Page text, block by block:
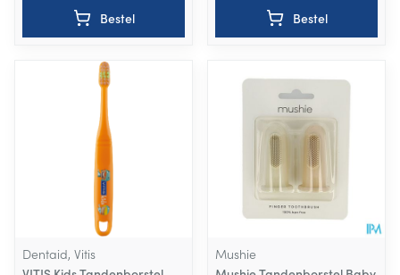
Bestel Bestel
Dentaid, Vitis
Mushie